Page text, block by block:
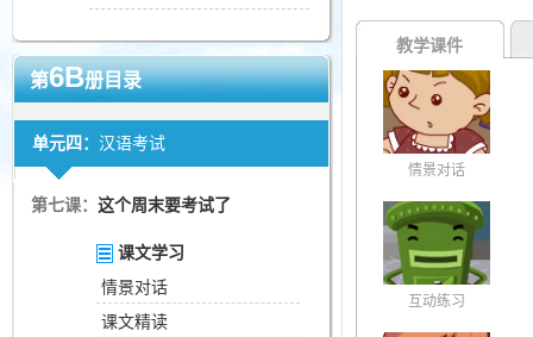
第6B册目录
单元四： 汉语考试
第七课： 这个周末要考试了
课文学习
情景对话
课文精读
教学课件
情景对话
互动练习